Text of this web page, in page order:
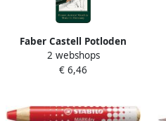
Faber Castell Potloden
Faber-Castell Jumbo 9000 6
hardheden in blik
2 webshops
€ 6,46